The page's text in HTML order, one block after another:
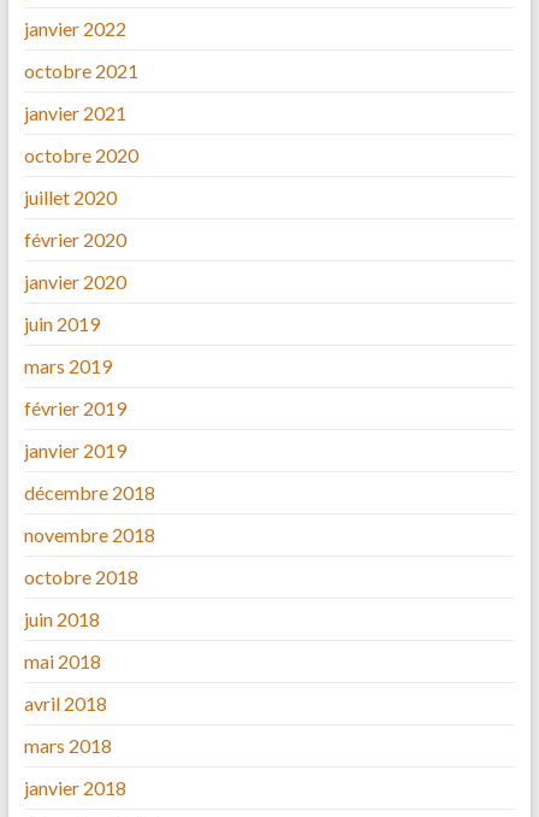
janvier 2022
octobre 2021
janvier 2021
octobre 2020
juillet 2020
février 2020
janvier 2020
juin 2019
mars 2019
février 2019
janvier 2019
décembre 2018
novembre 2018
octobre 2018
juin 2018
mai 2018
avril 2018
mars 2018
janvier 2018